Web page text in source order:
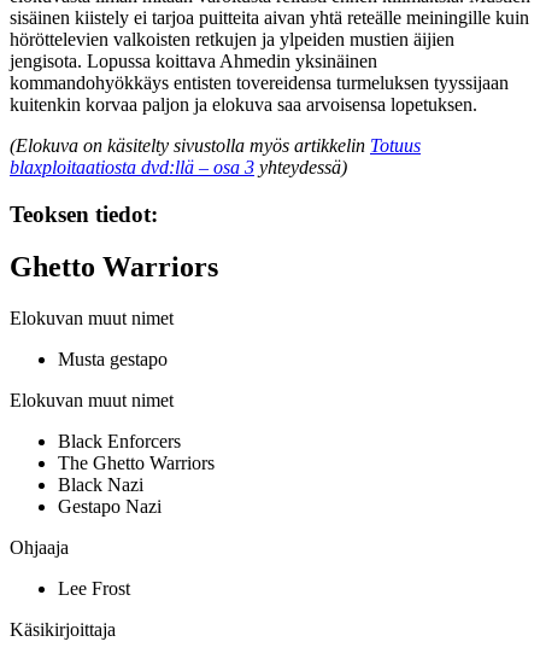
sisäinen kiistely ei tarjoa puitteita aivan yhtä reteälle meiningille kuin
höröttelevien valkoisten retkujen ja ylpeiden mustien äijien
jengisota. Lopussa koittava Ahmedin yksinäinen
kommandohyökkäys entisten tovereidensa turmeluksen tyyssijaan
kuitenkin korvaa paljon ja elokuva saa arvoisensa lopetuksen.
(Elokuva on käsitelty sivustolla myös artikkelin Totuus
blaxploitaatiosta dvd:llä – osa 3 yhteydessä)
Teoksen tiedot:
Ghetto Warriors
Elokuvan muut nimet
Musta gestapo
Elokuvan muut nimet
Black Enforcers
The Ghetto Warriors
Black Nazi
Gestapo Nazi
Ohjaaja
Lee Frost
Käsikirjoittaja